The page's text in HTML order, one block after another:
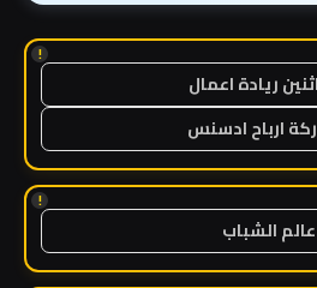
!
ريادة اعمال
ارباح ادسنس
!
عالم الشباب